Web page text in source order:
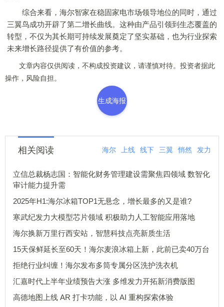
综合来看，海尔智家在稳固家电市场领导地位的同时，通过
三翼鸟成功开辟了第二增长曲线。这种由产品引领到生态覆盖的
转型，不仅为其长期可持续发展奠定了坚实基础，也为行业探索
未来增长路径提供了有价值的参考。
文章内容仅供阅读，不构成投资建议，请谨慎对待。投资者据此
操作，风险自担。
生成海报
相关阅读 海尔 上线 线下 三翼 悄然 发力
立信总裁杨志国：智能化财务管理建设需聚焦四领域 数智化
审计能力提升需
2025年H1:海尔冰箱TOP1无悬念，增长最多的又是谁?
寒武纪发力大模型芯片领域 积极助力人工智能应用落地
海尔换新万里行西安站，智慧科技点亮新质生活
15天保鲜延长至60天！海尔麦浪冰箱上新，此前已卖40万台
拒绝行业纠缠！海尔发布多筒专属分区洗护洗衣机
汇嘉时代上半年业绩预告大涨 多维发力开拓新消费版图
高德地图上线 AR 打卡功能，以 AI 重构探索体验